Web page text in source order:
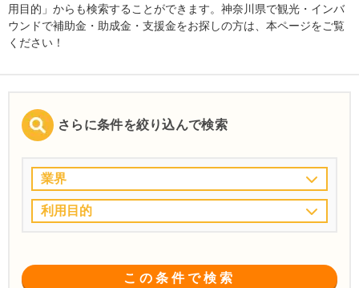
用目的」からも検索することができます。神奈川県で観光・インバ
ウンドで補助金・助成金・支援金をお探しの方は、本ページをご覧
ください！
さらに条件を絞り込んで検索
業界
利用目的
この条件で検索